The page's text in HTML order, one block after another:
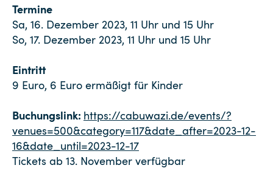
Termine
Sa, 16. Dezember 2023, 11 Uhr und 15 Uhr
So, 17. Dezember 2023, 11 Uhr und 15 Uhr
Eintritt
9 Euro, 6 Euro ermäßigt für Kinder
Buchungslink: https://cabuwazi.de/events/?
venues=500&category=117&date_after=2023-12-
16&date_until=2023-12-17
Tickets ab 13. November verfügbar